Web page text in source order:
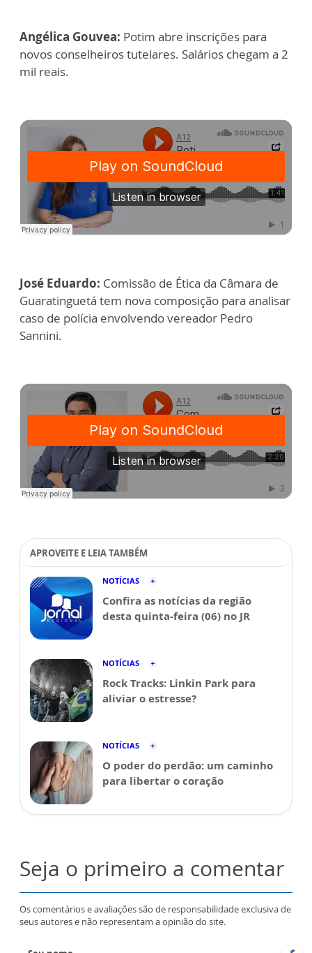
Angélica Gouvea: Potim abre inscrições para
novos conselheiros tutelares. Salários chegam a 2
mil reais.
José Eduardo: Comissão de Ética da Câmara de
Guaratinguetá tem nova composição para analisar
caso de polícia envolvendo vereador Pedro
Sannini.
APROVEITE E LEIA TAMBÉM
NOTÍCIAS
Confira as notícias da região
desta quinta-feira (06) no JR
NOTÍCIAS
Rock Tracks: Linkin Park para
aliviar o estresse?
NOTÍCIAS
O poder do perdão: um caminho
para libertar o coração
Seja o primeiro a comentar
Os comentários e avaliações são de responsabilidade exclusiva de
seus autores e não representam a opinião do site.